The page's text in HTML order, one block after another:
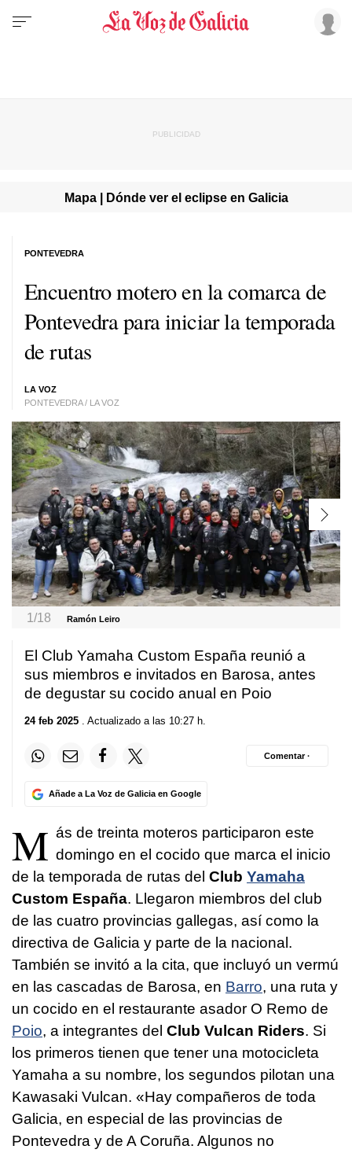
Mapa | Dónde ver el eclipse en Galicia
Encuentro motero en la comarca de
Pontevedra para iniciar la temporada
de rutas
LA VOZ
PONTEVEDRA / LA VOZ
PONTEVEDRA
1/18 Ramón Leiro
El Club Yamaha Custom España reunió a
sus miembros e invitados en Barosa, antes
de degustar su cocido anual en Poio
24 feb 2025 . Actualizado a las 10:27 h.
Añade a La Voz de Galicia en Google
Comentar ·
M ás de treinta moteros participaron este
domingo en el cocido que marca el inicio
de la temporada de rutas del Club Yamaha
Custom España. Llegaron miembros del club
de las cuatro provincias gallegas, así como la
directiva de Galicia y parte de la nacional.
También se invitó a la cita, que incluyó un vermú
en las cascadas de Barosa, en Barro, una ruta y
un cocido en el restaurante asador O Remo de
Poio, a integrantes del Club Vulcan Riders. Si
los primeros tienen que tener una motocicleta
Yamaha a su nombre, los segundos pilotan una
Kawasaki Vulcan. «Hay compañeros de toda
Galicia, en especial de las provincias de
Pontevedra y de A Coruña. Algunos no